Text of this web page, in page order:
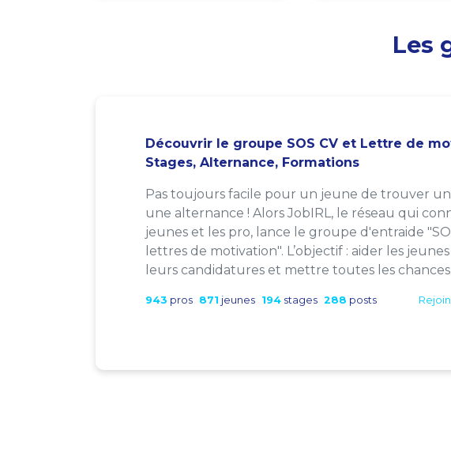
Les
Découvrir le groupe SOS CV et Lettre de
Stages, Alternance, Formations
Pas toujours facile pour un jeune de trouver
une alternance ! Alors JobIRL, le réseau qui
jeunes et les pro, lance le groupe d'entraide
lettres de motivation". L’objectif : aider les
leurs candidatures et mettre toutes les chances
943 pros 871 jeunes 194 stages 288 posts